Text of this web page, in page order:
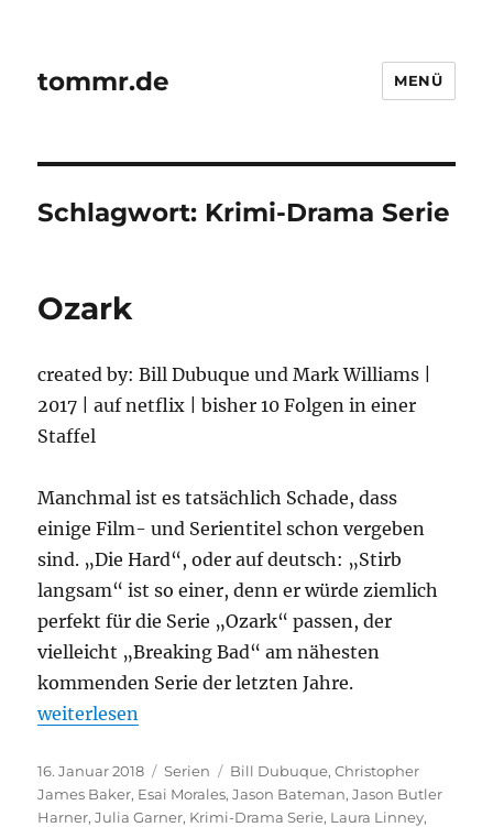
tommr.de MENÜ
Schlagwort: Krimi-Drama Serie
Ozark
created by: Bill Dubuque und Mark Williams |
2017 | auf netflix | bisher 10 Folgen in einer
Staffel
Manchmal ist es tatsächlich Schade, dass
einige Film- und Serientitel schon vergeben
sind. „Die Hard“, oder auf deutsch: „Stirb
langsam“ ist so einer, denn er würde ziemlich
perfekt für die Serie „Ozark“ passen, der
vielleicht „Breaking Bad“ am nähesten
kommenden Serie der letzten Jahre.
„Ozark“
weiterlesen
Veröffentlicht
am
16. Januar 2018 Kategorien
Serien Schlagwörter
Bill Dubuque,Christopher
James Baker, Esai Morales,Jason Bateman,Jason Butler
Harner,Julia Garner, Krimi-Drama Serie, Laura Linney,